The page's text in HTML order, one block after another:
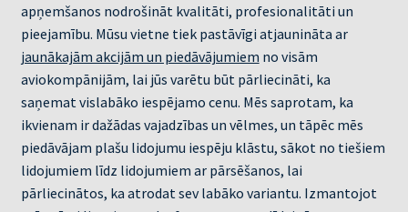
apņemšanos nodrošināt kvalitāti, profesionalitāti un
pieejamību. Mūsu vietne tiek pastāvīgi atjaunināta ar
jaunākajām akcijām un piedāvājumiem no visām
aviokompānijām, lai jūs varētu būt pārliecināti, ka
saņemat vislabāko iespējamo cenu. Mēs saprotam, ka
ikvienam ir dažādas vajadzības un vēlmes, un tāpēc mēs
piedāvājam plašu lidojumu iespēju klāstu, sākot no tiešiem
lidojumiem līdz lidojumiem ar pārsēšanos, lai
pārliecinātos, ka atrodat sev labāko variantu. Izmantojot